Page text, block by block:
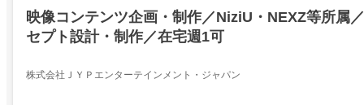
映像コンテンツ企画・制作／NiziU・NEXZ等所属
セプト設計・制作／在宅週1可
株式会社ＪＹＰエンターテインメント・ジャパン